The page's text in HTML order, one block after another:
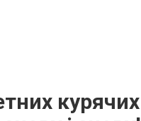
курячих